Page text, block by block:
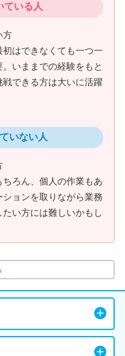
ている人
方
はできなくても一つ一
いままでの経験をもと
できる方は大いに活躍
いない人
ろん、個人の作業もあ
ョンを取りながら業務
い方には難しいかもし